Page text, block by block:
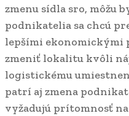
zmenu sídla sro, môžu
podnikatelia sa chcú
lepšími ekonomickými
zmeniť lokalitu kvôli
logistickému
patrí aj zmena
vyžadujú prítomnosť